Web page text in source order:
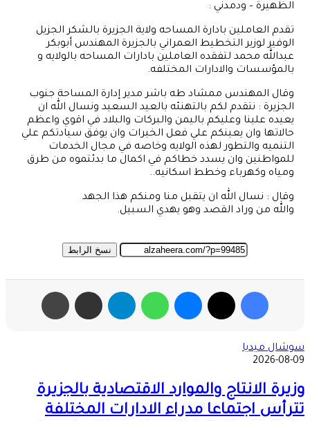
الظهيرة – ودمدني :
تقدم العاملين بادارة المساحه ولاية الجزيرة بالشكر الجزيل
الوفير لوزير التخطيط العمراني بالجزيرة المهندس أبوبكر
عبدالله محمد لتفقده العاملين بادارات المساحه بالولايه و
بالمؤسسات والادارات المختلفه.
وقال المهندس ممشاد طه باشر مدير إدارة المساحة جنوب
الجزيرة : نتقدم لكم بالتهنئه بالعيد السعيد ونسال الله ان
يعيده علينا وعليكم باليمن والبركات والبلاد في اقوي واعظم
حالاتها وان يعينكم علي فعل الخيرات وان يوفق سيادتكم علي
التنميه والتطور لهذه الولايه وخاصه في مجال الخدمات
للمواطنين وان يسدد خطاكم في اكمال ما بدئتموه من طرق
ومياه وكهرباء وخطط اسكانيه..
وقال : نسال الله ان يتقبل منا ومنكم هذا الجهد
والله من وراد القصد وهو يهدي السبيل.
نسخ الرابط
فيسبوك ماسنجر واتساب تيلقرام مشاركة عبر البريد طباعة
سوشال ميديا
2026-08-09
وزيرة الانتاج والموارد الاقتصادية بالجزيرة
تترأس اجتماعا مدراء الادارات المختلفة